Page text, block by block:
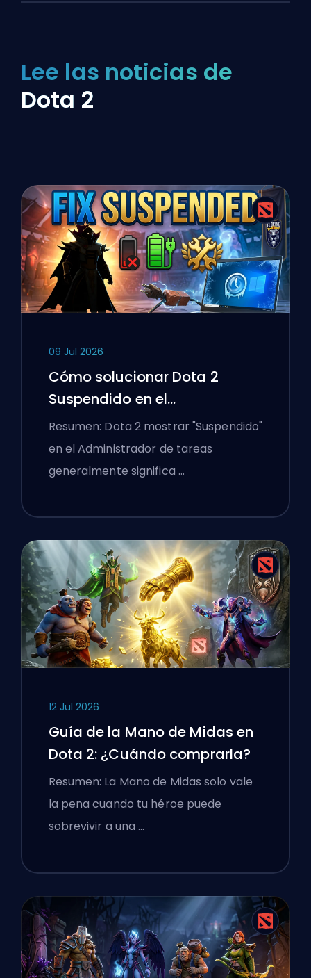
Lee las noticias de
Dota 2
09 Jul 2026
Cómo solucionar Dota 2
Suspendido en el
Administrador de tareas en un
portátil con Windows
Resumen: Dota 2 mostrar "Suspendido"
en el Administrador de tareas
generalmente significa …
12 Jul 2026
Guía de la Mano de Midas en
Dota 2: ¿Cuándo comprarla?
Resumen: La Mano de Midas solo vale
la pena cuando tu héroe puede
sobrevivir a una …